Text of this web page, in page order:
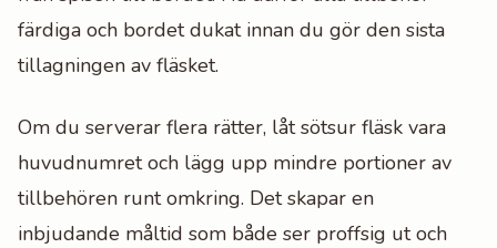
färdiga och bordet dukat innan du gör den sista
tillagningen av fläsket.
Om du serverar flera rätter, låt sötsur fläsk vara
huvudnumret och lägg upp mindre portioner av
tillbehören runt omkring. Det skapar en
inbjudande måltid som både ser proffsig ut och